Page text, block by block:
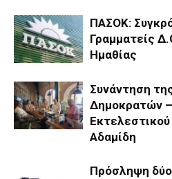
ΠΑΣΟΚ:
Γραμματείς
Ημαθίας
Συνάντηση
Δημοκρατών
Αδαμίδη
Πρόσληψη